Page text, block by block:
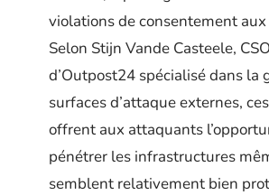
violations de consentement aux
Selon Stijn Vande Casteele,
d’Outpost24 spécialisé dans la
surfaces d’attaque externes,
offrent aux attaquants
pénétrer les infrastructures
semblent relativement bien